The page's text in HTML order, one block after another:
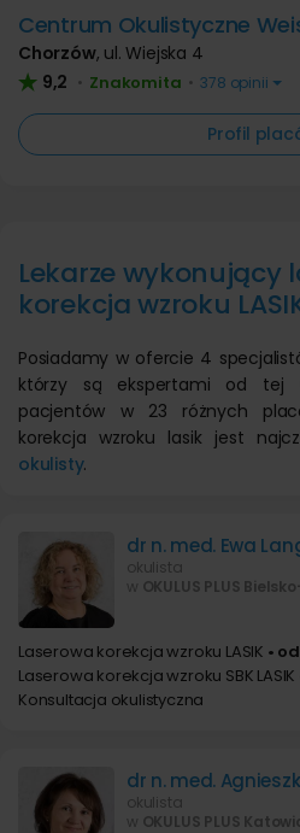
Centrum Okulistyczne
Chorzów, ul. Wiejska 4
9,2 • Znakomita • 378 opinii
Profil
Lekarze wykonujący
korekcja wzroku
Posiadamy w ofercie 4
którzy są ekspertami od tej
pacjentów w 23 różnych
korekcja wzroku lasik jest
okulisty.
dr n. med. Ewa
okulista
w OKULUS PLUS
Laserowa korekcja wzroku LASIK •
Laserowa korekcja wzroku SBK LASIK
Konsultacja okulistyczna
dr n. med.
okulista
w OKULUS PLUS